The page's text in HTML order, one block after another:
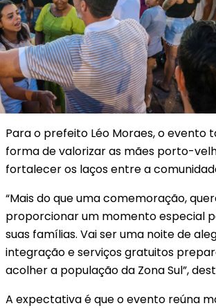
Para o prefeito Léo Moraes, o evento
forma de valorizar as mães porto-
fortalecer os laços entre a
“Mais do que uma comemoração,
proporcionar um momento especial
suas famílias. Vai ser uma noite de
integração e serviços gratuitos
acolher a população da Zona Sul”,
A expectativa é que o evento reúna